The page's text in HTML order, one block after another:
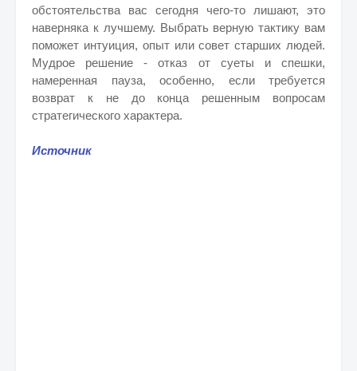
обстоятельства вас сегодня чего-то лишают, это
наверняка к лучшему. Выбрать верную тактику вам
поможет интуиция, опыт или совет старших людей.
Мудрое решение - отказ от суеты и спешки,
намеренная пауза, особенно, если требуется
возврат к не до конца решенным вопросам
стратегического характера.
Источник